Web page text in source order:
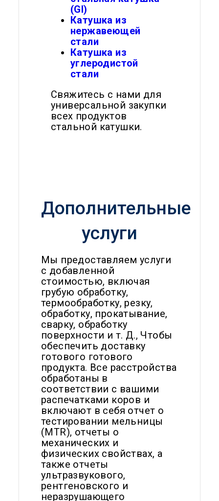
(GI)
Катушка из
нержавеющей
стали
Катушка из
углеродистой
стали
Свяжитесь с нами для
универсальной закупки
всех продуктов
стальной катушки.
Дополнительные
услуги
Мы предоставляем услуги
с добавленной
стоимостью, включая
грубую обработку,
термообработку, резку,
обработку, прокатывание,
сварку, обработку
поверхности и т. Д., Чтобы
обеспечить доставку
готового готового
продукта. Все расстройства
обработаны в
соответствии с вашими
распечатками коров и
включают в себя отчет о
тестировании мельницы
(MTR), отчеты о
механических и
физических свойствах, а
также отчеты
ультразвукового,
рентгеновского и
неразрушающего